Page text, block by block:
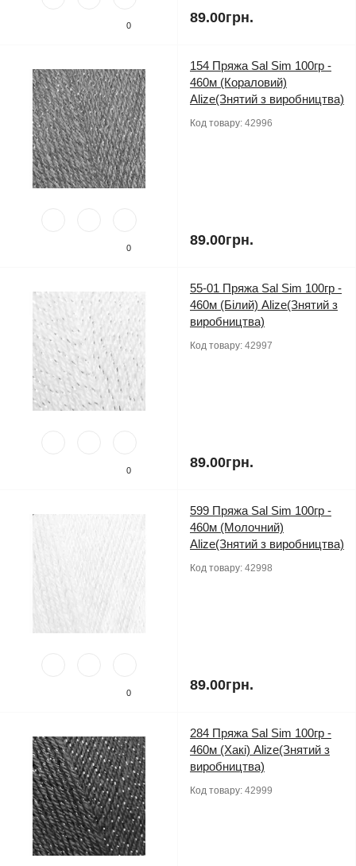
0 89.00грн.
0
154 Пряжа Sal Sim 100гр -
460м (Кораловий)
Alize(Знятий з виробництва)
Код товару: 42996
89.00грн.
0
55-01 Пряжа Sal Sim 100гр -
460м (Білий) Alize(Знятий з
виробництва)
Код товару: 42997
89.00грн.
0
599 Пряжа Sal Sim 100гр -
460м (Молочний)
Alize(Знятий з виробництва)
Код товару: 42998
89.00грн.
284 Пряжа Sal Sim 100гр -
460м (Хакі) Alize(Знятий з
виробництва)
Код товару: 42999